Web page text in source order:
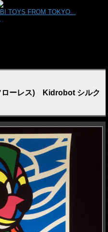
TOYS FROM TOKYO...
ローレス) Kidrobot シルク